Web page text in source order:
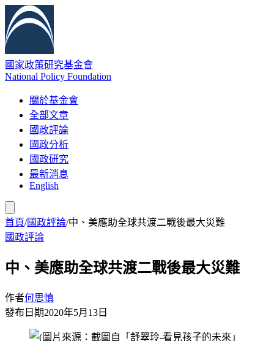
國家政策研究基金會
National Policy Foundation
關於基金會
全部文章
國政評論
國政分析
國政研究
最新消息
English
首頁/國政評論/中、美應助全球共渡二戰後最大災難
國政評論
中、美應助全球共渡二戰後最大災難
作者何思慎
發布日期2020年5月13日